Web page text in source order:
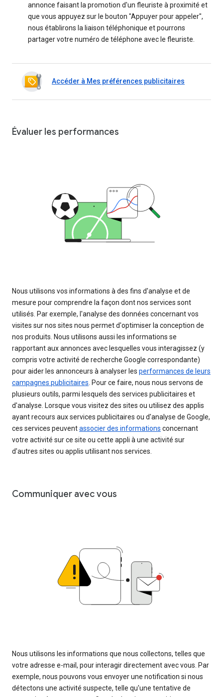
annonce faisant la promotion d'un fleuriste à proximité et
que vous appuyez sur le bouton "Appuyer pour appeler",
nous établirons la liaison téléphonique et pourrons
partager votre numéro de téléphone avec le fleuriste.
Accéder à Mes préférences publicitaires
Évaluer les performances
Nous utilisons vos informations à des fins d'analyse et de
mesure pour comprendre la façon dont nos services sont
utilisés. Par exemple, l'analyse des données concernant vos
visites sur nos sites nous permet d'optimiser la conception de
nos produits. Nous utilisons aussi les informations se
rapportant aux annonces avec lesquelles vous interagissez (y
compris votre activité de recherche Google correspondante)
pour aider les annonceurs à analyser les performances de leurs
campagnes publicitaires. Pour ce faire, nous nous servons de
plusieurs outils, parmi lesquels des services publicitaires et
d'analyse. Lorsque vous visitez des sites ou utilisez des applis
ayant recours aux services publicitaires ou d'analyse de Google,
ces services peuventassocier des informations concernant
votre activité sur ce site ou cette appli à une activité sur
d'autres sites ou applis utilisant nos services.
Communiquer avec vous
Nous utilisons les informations que nous collectons, telles que
votre adresse e-mail, pour interagir directement avec vous. Par
exemple, nous pouvons vous envoyer une notification si nous
détectons une activité suspecte, telle qu'une tentative de